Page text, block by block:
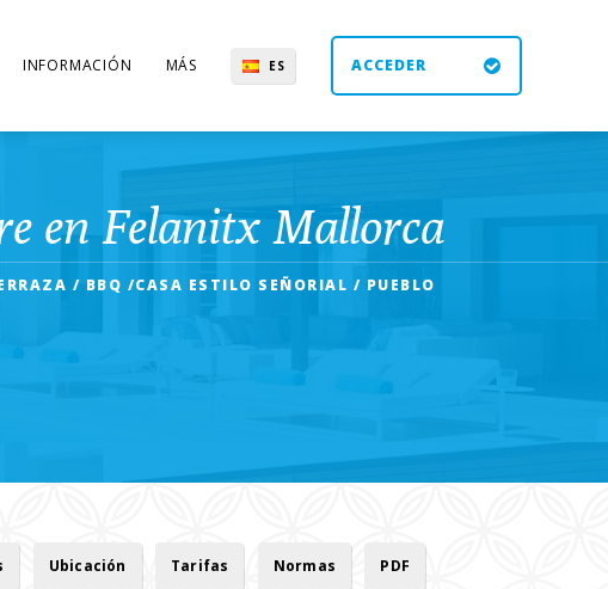
INFORMACIÓN MÁS ES ACCEDER
en Felanitx Mallorca
/ BBQ /CASA ESTILO SEÑORIAL / PUEBLO
Ubicación Tarifas Normas PDF